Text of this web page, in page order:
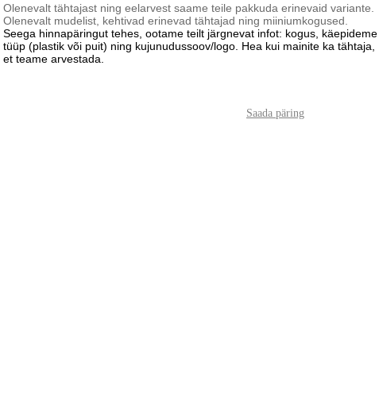
Olenevalt tähtajast ning eelarvest saame teile pakkuda erinevaid variante.
Olenevalt mudelist, kehtivad erinevad tähtajad ning miiniumkogused.
Seega hinnapäringut tehes, ootame teilt järgnevat infot: kogus, käepideme
tüüp (plastik või puit) ning kujunudussoov/logo. Hea kui mainite ka tähtaja,
et teame arvestada.
Saada päring